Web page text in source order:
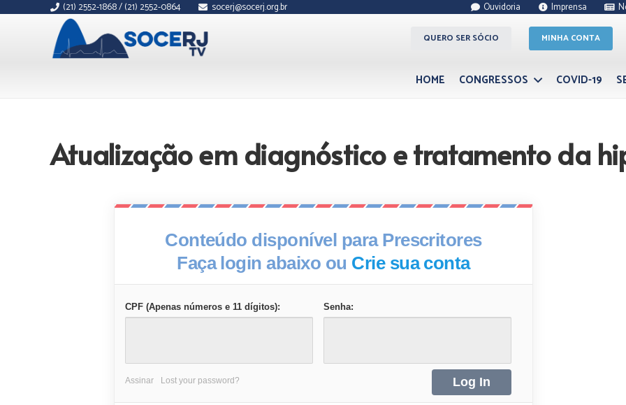
(21) 2552-1868 / (21) 2552-0864 socerj@socerj.org.br Ouvidoria Imprensa
QUERO SER SÓCIO MINHA CONTA
HOME CONGRESSOS COVID-19
Atualização em diagnóstico e tratamento da
Conteúdo disponível para Prescritores
Faça login abaixo ou Crie sua conta
CPF (Apenas números e 11 dígitos): Senha:
Assinar Lost your password?